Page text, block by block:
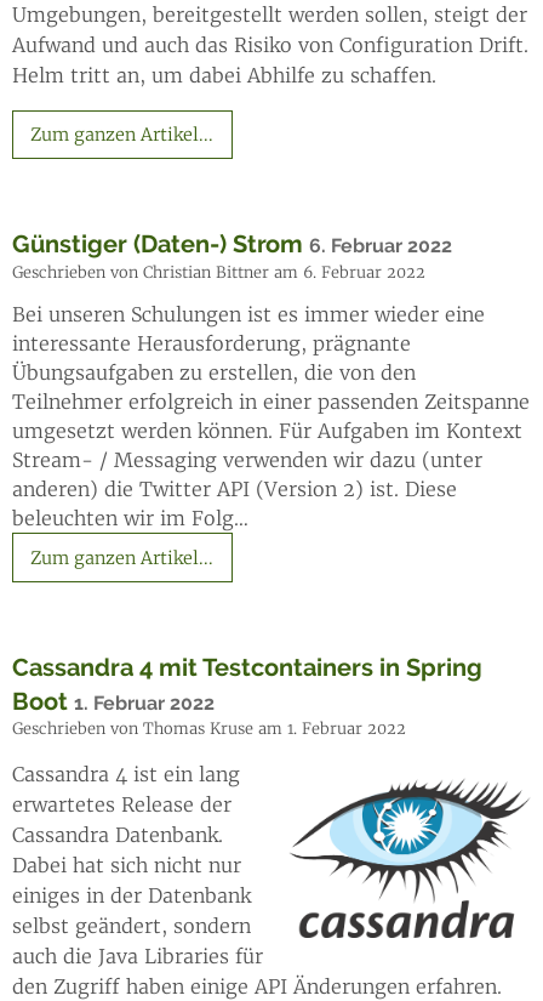
Umgebungen, bereitgestellt werden sollen, steigt der
Aufwand und auch das Risiko von Configuration Drift.
Helm tritt an, um dabei Abhilfe zu schaffen.
Zum ganzen Artikel...
Günstiger (Daten-) Strom 6. Februar 2022
Geschrieben von Christian Bittner am 6. Februar 2022
Bei unseren Schulungen ist es immer wieder eine
interessante Herausforderung, prägnante
Übungsaufgaben zu erstellen, die von den
Teilnehmer erfolgreich in einer passenden Zeitspanne
umgesetzt werden können. Für Aufgaben im Kontext
Stream- / Messaging verwenden wir dazu (unter
anderen) die Twitter API (Version 2) ist. Diese
beleuchten wir im Folg…
Zum ganzen Artikel...
Cassandra 4 mit Testcontainers in Spring
Boot 1. Februar 2022
Geschrieben von Thomas Kruse am 1. Februar 2022
Cassandra 4 ist ein lang
erwartetes Release der
Cassandra Datenbank.
Dabei hat sich nicht nur
einiges in der Datenbank
selbst geändert, sondern
auch die Java Libraries für
den Zugriff haben einige API Änderungen erfahren.